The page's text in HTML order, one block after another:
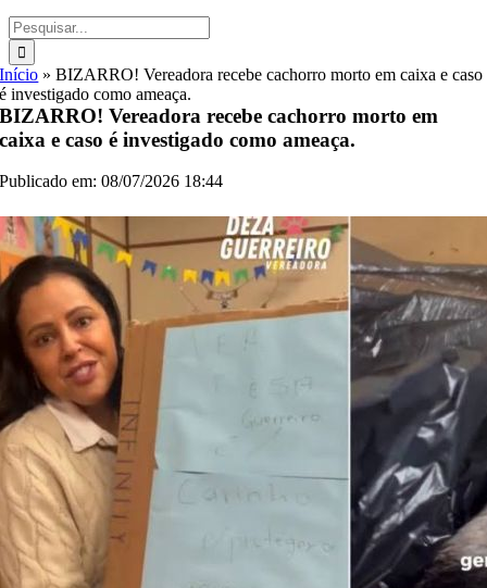
Buscar
resultados
para:
Início »BIZARRO! Vereadora recebe cachorro morto em caixa e caso
é investigado como ameaça.
BIZARRO! Vereadora recebe cachorro morto em
caixa e caso é investigado como ameaça.
Publicado em: 08/07/2026 18:44